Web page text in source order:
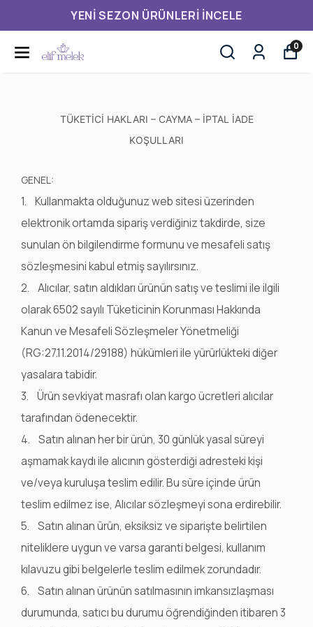
YENI SEZON ÜRÜNLERI İNCELE
0
TÜKETİCİ HAKLARI – CAYMA – İPTAL İADE
KOŞULLARI
GENEL:
1. Kullanmakta olduğunuz web sitesi üzerinden
elektronik ortamda sipariş verdiğiniz takdirde, size
sunulan ön bilgilendirme formunu ve mesafeli satış
sözleşmesini kabul etmiş sayılırsınız.
2. Alıcılar, satın aldıkları ürünün satış ve teslimi ile ilgili
olarak 6502 sayılı Tüketicinin Korunması Hakkında
Kanun ve Mesafeli Sözleşmeler Yönetmeliği
(RG:27.11.2014/29188) hükümleri ile yürürlükteki diğer
yasalara tabidir.
3. Ürün sevkiyat masrafı olan kargo ücretleri alıcılar
tarafından ödenecektir.
4. Satın alınan her bir ürün, 30 günlük yasal süreyi
aşmamak kaydı ile alıcının gösterdiği adresteki kişi
ve/veya kuruluşa teslim edilir. Bu süre içinde ürün
teslim edilmez ise, Alıcılar sözleşmeyi sona erdirebilir.
5. Satın alınan ürün, eksiksiz ve siparişte belirtilen
niteliklere uygun ve varsa garanti belgesi, kullanım
kılavuzu gibi belgelerle teslim edilmek zorundadır.
6. Satın alınan ürünün satılmasının imkansızlaşması
durumunda, satıcı bu durumu öğrendiğinden itibaren 3